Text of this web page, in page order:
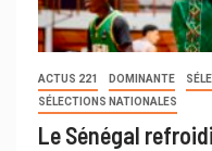
ACTUS 221 DOMINANTE
SÉLECTIONS NATIONALES
Le Sénégal